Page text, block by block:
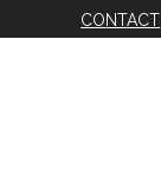
CONTACT